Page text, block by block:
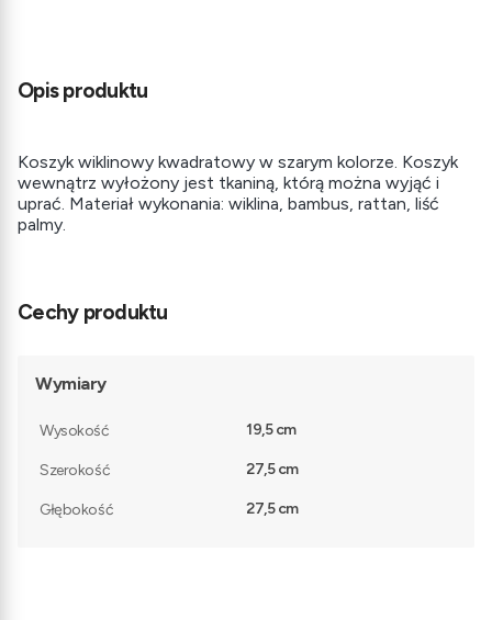
Opis produktu
Koszyk wiklinowy kwadratowy w szarym kolorze. Koszyk
wewnątrz wyłożony jest tkaniną, którą można wyjąć i
uprać. Materiał wykonania: wiklina, bambus, rattan, liść
palmy.
Cechy produktu
Wymiary
Wysokość 19,5 cm
Szerokość 27,5 cm
Głębokość 27,5 cm